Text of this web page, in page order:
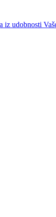
udobnosti